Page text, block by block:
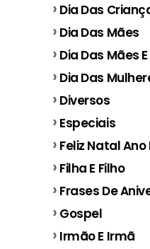
Dia Das
Dia Das Mães
Dia Das Mães
Dia Das
Diversos
Especiais
Feliz Natal Ano
Filha E Filho
Frases De
Gospel
Irmão E Irmã